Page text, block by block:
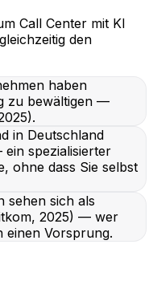
Call Center mit KI
den
haben
zu bewältigen —
in Deutschland
spezialisierter
ohne dass Sie selbst
sehen sich als
2025) — wer
einen Vorsprung.